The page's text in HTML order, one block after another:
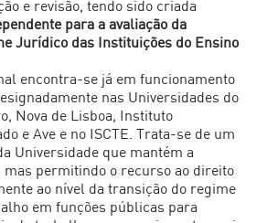
e revisão, tendo sido criada
para a avaliação da
Jurídico das Instituições do Ensino
encontra-se já em funcionamento
nas Universidades do
Nova de Lisboa, Instituto
e Ave e no ISCTE. Trata-se de um
Universidade que mantém a
permitindo o recurso ao direito
ao nível da transição do regime
em funções públicas para